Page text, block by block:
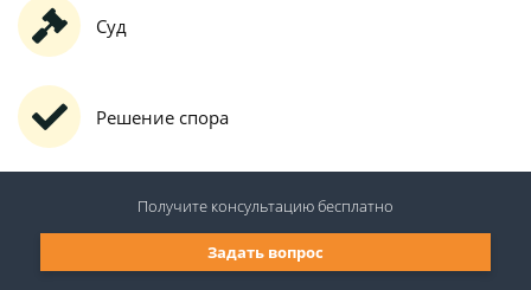
Суд
Решение спора
Задать вопрос
Получите консультациюбесплатно